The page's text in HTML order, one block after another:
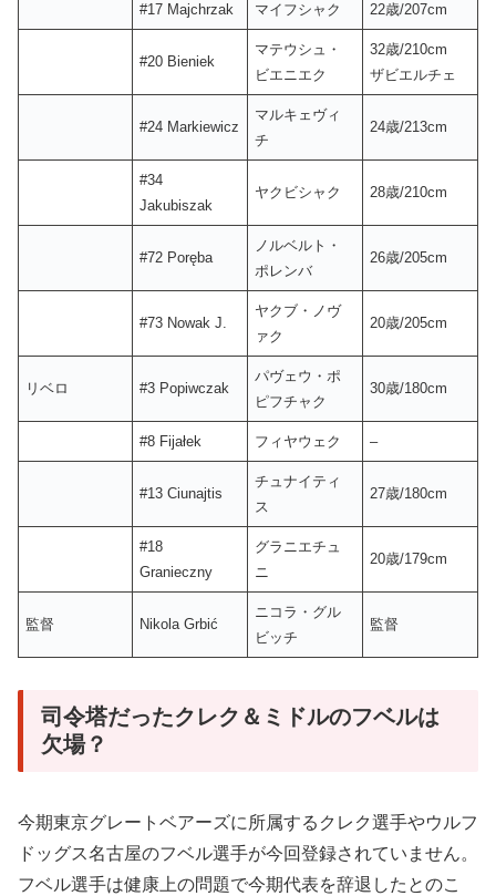
#17 Majchrzak マイフシャク 22歳/207cm
#20 Bieniek
マテウシュ・
ビエニエク
32歳/210cm
ザビエルチェ
#24 Markiewicz
マルキェヴィ
チ
24歳/213cm
#34
Jakubiszak
ヤクビシャク 28歳/210cm
#72 Poręba
ノルベルト・
ポレンバ
26歳/205cm
#73 Nowak J.
ヤクブ・ノヴ
ァク
20歳/205cm
リベロ #3 Popiwczak
パヴェウ・ポ
ピフチャク
30歳/180cm
#8 Fijałek フィヤウェク –
#13 Ciunajtis
チュナイティ
ス
27歳/180cm
#18
Granieczny
グラニエチュ
ニ
20歳/179cm
監督 Nikola Grbić
ニコラ・グル
ビッチ
監督
司令塔だったクレク＆ミドルのフベルは
欠場？
今期東京グレートベアーズに所属するクレク選手やウルフ
ドッグス名古屋のフベル選手が今回登録されていません。
フベル選手は健康上の問題で今期代表を辞退したとのこ